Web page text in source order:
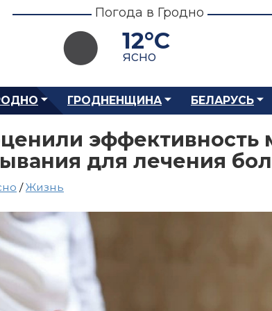
Погода в Гродно
12°C
ясно
ГРОДНЕНЩИНА БЕЛАРУСЬ
эффективность
для лечения
/Жизнь